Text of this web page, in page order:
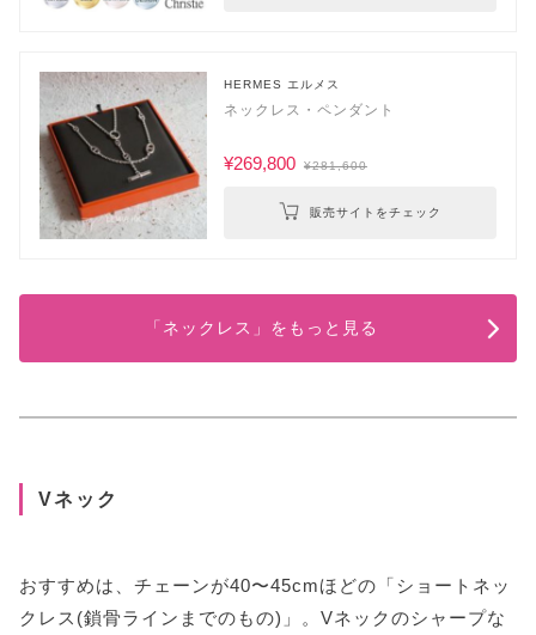
HERMES エルメス
ネックレス・ペンダント
¥269,800 ¥281,600
販売サイトをチェック
「ネックレス」をもっと見る
Vネック
おすすめは、チェーンが40〜45cmほどの「ショートネッ
クレス(鎖骨ラインまでのもの)」。Vネックのシャープな